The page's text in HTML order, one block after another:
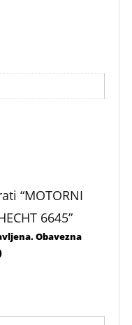
“MOTORNI
6645”
Obavezna